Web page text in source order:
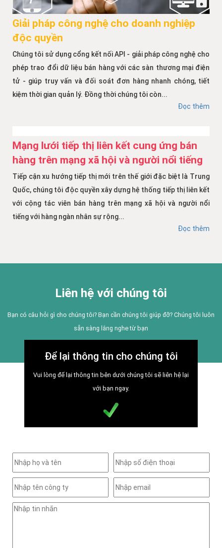
Giải pháp công nghệ cho doanh nghiệp
độc quyền
Chúng tôi sử dụng cổng kết nối API - giải pháp công nghệ cho
phép trao đổi dữ liệu bán hàng với các sàn thương mại điện
tử - giúp truy vấn và đối soát đơn hàng nhanh chóng, tiết
kiệm thời gian quản lý. Đồng thời chúng tôi còn...
Đọc thêm
Mạng lưới tiếp thị liên kết cung ứng bán
hàng trên mạng xã hội và người nổi tiếng
Tiếp cận xu hướng tiếp thị mới trên thế giới đặc biệt là Trung
Quốc, chúng tôi độc quyền xây dựng hệ thống tiếp thị liên kết
với cộng tác viên bán hàng trên mạng xã hội và người nổi
tiếng với hàng ngàn nhân sự rộng...
Đọc thêm
Liên hệ với chúng tôi
Bạn có câu hỏi gì cho chúng tôi? Bạn cần chúng tôi giúp đỡ? Chúng tôi luôn
sẵn sàng lắng nghe từ bạn
Để lại thông tin cho chúng tôi
Vui lòng để lại thông tin bên dưới chúng tôi sẽ liên hệ lại
với bạn ngay.